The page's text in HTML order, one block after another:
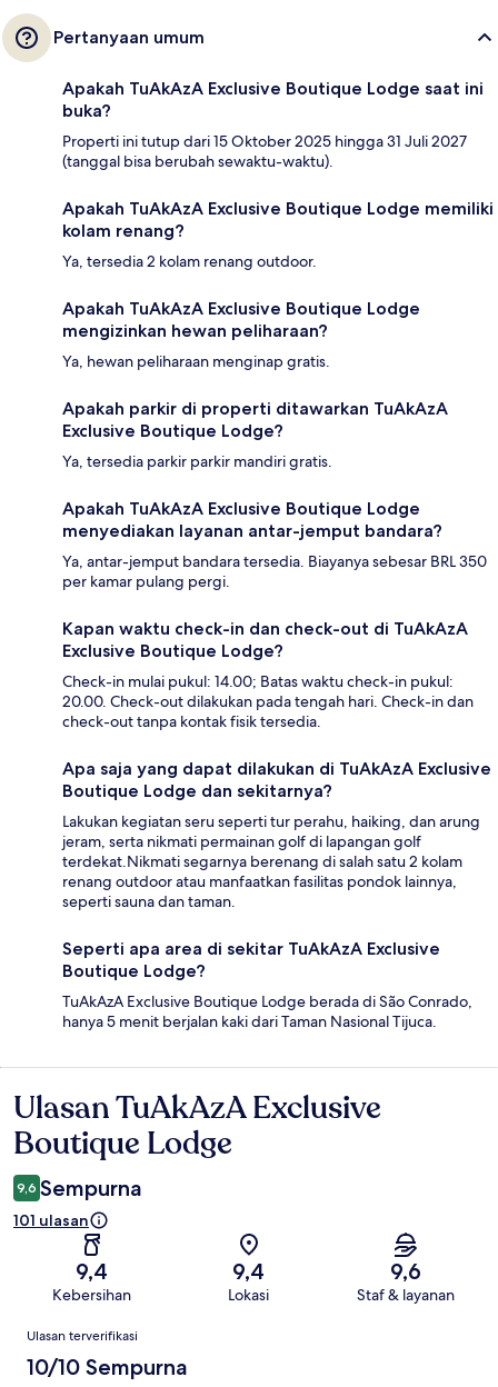
Pertanyaan umum
Apakah TuAkAzA Exclusive Boutique Lodge saat ini
buka?
Properti ini tutup dari 15 Oktober 2025 hingga 31 Juli 2027
(tanggal bisa berubah sewaktu-waktu).
Apakah TuAkAzA Exclusive Boutique Lodge memiliki
kolam renang?
Ya, tersedia 2 kolam renang outdoor.
Apakah TuAkAzA Exclusive Boutique Lodge
mengizinkan hewan peliharaan?
Ya, hewan peliharaan menginap gratis.
Apakah parkir di properti ditawarkan TuAkAzA
Exclusive Boutique Lodge?
Ya, tersedia parkir parkir mandiri gratis.
Apakah TuAkAzA Exclusive Boutique Lodge
menyediakan layanan antar-jemput bandara?
Ya, antar-jemput bandara tersedia. Biayanya sebesar BRL 350
per kamar pulang pergi.
Kapan waktu check-in dan check-out di TuAkAzA
Exclusive Boutique Lodge?
Check-in mulai pukul: 14.00; Batas waktu check-in pukul:
20.00. Check-out dilakukan pada tengah hari. Check-in dan
check-out tanpa kontak fisik tersedia.
Apa saja yang dapat dilakukan di TuAkAzA Exclusive
Boutique Lodge dan sekitarnya?
Lakukan kegiatan seru seperti tur perahu, haiking, dan arung
jeram, serta nikmati permainan golf di lapangan golf
terdekat.Nikmati segarnya berenang di salah satu 2 kolam
renang outdoor atau manfaatkan fasilitas pondok lainnya,
seperti sauna dan taman.
Seperti apa area di sekitar TuAkAzA Exclusive
Boutique Lodge?
TuAkAzA Exclusive Boutique Lodge berada di São Conrado,
hanya 5 menit berjalan kaki dari Taman Nasional Tijuca.
Ulasan
Ulasan TuAkAzA Exclusive
Boutique Lodge
9,6 Sempurna
101 ulasan
9,4
Kebersihan
9,4
Lokasi
9,6
Staf & layanan
Ulasan
Ulasan terverifikasi
10/10 Sempurna